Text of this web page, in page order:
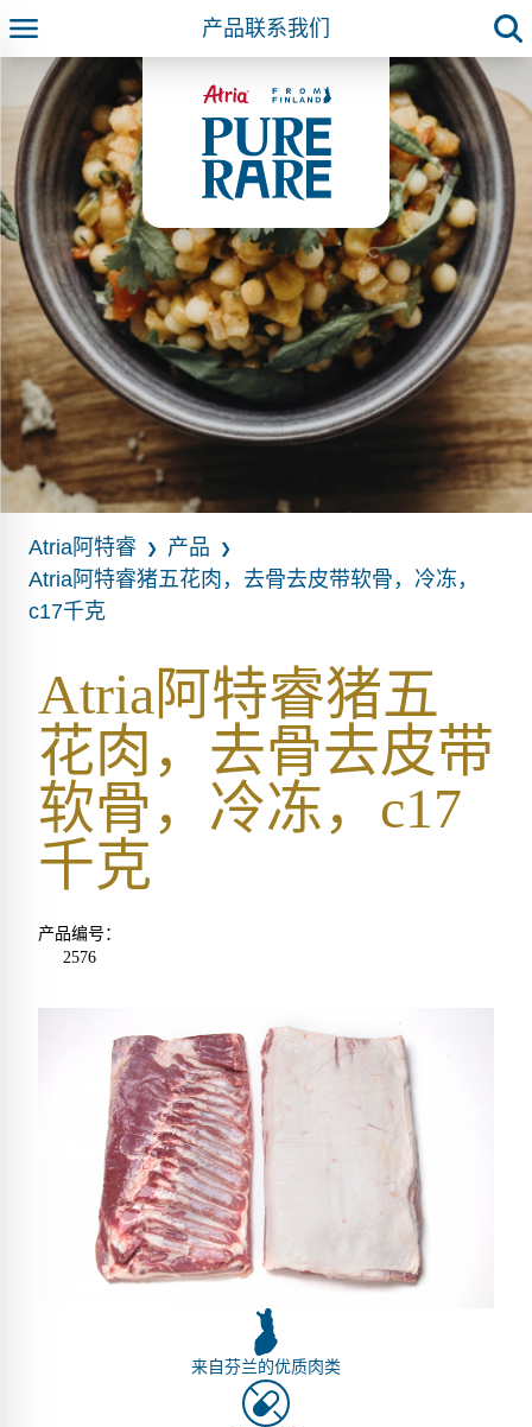
产品联系我们
Atria阿特睿 ❯ 产品 ❯
Atria阿特睿猪五花肉，去骨去皮带软骨，冷冻，
c17千克
Atria阿特睿猪五
花肉，去骨去皮带
软骨，冷冻，c17
千克
产品编号：
2576
来自芬兰的优质肉类